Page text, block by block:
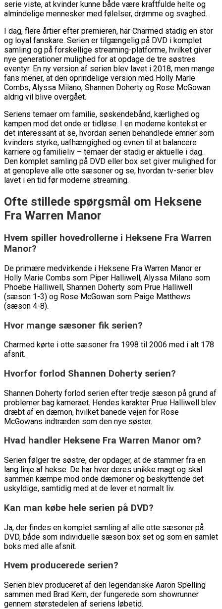
serie viste, at kvinder kunne både være kraftfulde helte og
almindelige mennesker med følelser, drømme og svaghed.
I dag, flere årtier efter premieren, har Charmed stadig en stor
og loyal fanskare. Serien er tilgængelig på DVD i komplet
samling og på forskellige streaming-platforme, hvilket giver
nye generationer mulighed for at opdage de tre søstres
eventyr. En ny version af serien blev lavet i 2018, men mange
fans mener, at den oprindelige version med Holly Marie
Combs, Alyssa Milano, Shannen Doherty og Rose McGowan
aldrig vil blive overgået.
Seriens temaer om familie, søskendebånd, kærlighed og
kampen mod det onde er tidløse. I en moderne kontekst er
det interessant at se, hvordan serien behandlede emner som
kvinders styrke, uafhængighed og evnen til at balancere
karriere og familieliv – temaer der stadig er aktuelle i dag.
Den komplet samling på DVD eller box set giver mulighed for
at genopleve alle otte sæsoner og se, hvordan tv-serier blev
lavet i en tid før moderne streaming.
Ofte stillede spørgsmål om Heksene
Fra Warren Manor
Hvem spiller hovedrollerne i Heksene Fra Warren
Manor?
De primære medvirkende i Heksene Fra Warren Manor er
Holly Marie Combs som Piper Halliwell, Alyssa Milano som
Phoebe Halliwell, Shannen Doherty som Prue Halliwell
(sæson 1-3) og Rose McGowan som Paige Matthews
(sæson 4-8).
Hvor mange sæsoner fik serien?
Charmed kørte i otte sæsoner fra 1998 til 2006 med i alt 178
afsnit.
Hvorfor forlod Shannen Doherty serien?
Shannen Doherty forlod serien efter tredje sæson på grund af
problemer bag kameraet. Hendes karakter Prue Halliwell blev
dræbt af en dæmon, hvilket banede vejen for Rose
McGowans indtræden som den nye søster.
Hvad handler Heksene Fra Warren Manor om?
Serien følger tre søstre, der opdager, at de stammer fra en
lang linje af hekse. De har hver deres unikke magt og skal
sammen kæmpe mod onde dæmoner og beskyttende det
uskyldige, samtidig med at de lever et normalt liv.
Kan man købe hele serien på DVD?
Ja, der findes en komplet samling af alle otte sæsoner på
DVD, både som individuelle sæson box set og som en samlet
boks med alle afsnit.
Hvem producerede serien?
Serien blev produceret af den legendariske Aaron Spelling
sammen med Brad Kern, der fungerede som showrunner
gennem størstedelen af seriens løbetid.